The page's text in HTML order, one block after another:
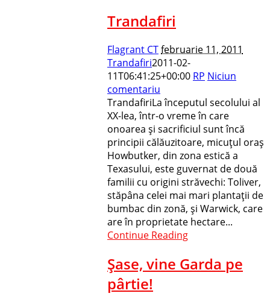
Trandafiri
Flagrant CTfebruarie 11, 2011
Trandafiri2011-02-
11T06:41:25+00:00 RP Niciun
comentariu
TrandafiriLa începutul secolului al
XX-lea, într-o vreme în care
onoarea şi sacrificiul sunt încă
principii călăuzitoare, micuţul oraş
Howbutker, din zona estică a
Texasului, este guvernat de două
familii cu ori­gini străvechi: Toliver,
stăpâna celei mai mari plantaţii de
bumbac din zonă, şi Warwick, care
are în proprietate hectare...
Continue Reading
Şase, vine Garda pe
pârtie!